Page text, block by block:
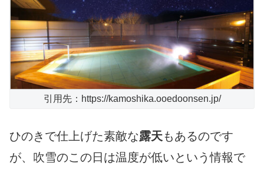
引用先：https://kamoshika.ooedoonsen.jp/
ひのきで仕上げた素敵な露天もあるのです
が、吹雪のこの日は温度が低いという情報で